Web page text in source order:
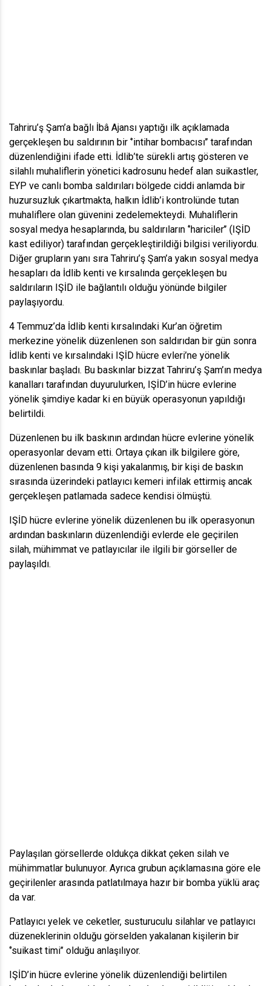
Tahriru’ş Şam’a bağlı İbâ Ajansı yaptığı ilk açıklamada
gerçekleşen bu saldırının bir ‘’intihar bombacısı’’ tarafından
düzenlendiğini ifade etti. İdlib’te sürekli artış gösteren ve
silahlı muhaliflerin yönetici kadrosunu hedef alan suikastler,
EYP ve canlı bomba saldırıları bölgede ciddi anlamda bir
huzursuzluk çıkartmakta, halkın İdlib’i kontrolünde tutan
muhaliflere olan güvenini zedelemekteydi. Muhaliflerin
sosyal medya hesaplarında, bu saldırıların ‘’hariciler’’ (IŞİD
kast ediliyor) tarafından gerçekleştirildiği bilgisi veriliyordu.
Diğer grupların yanı sıra Tahriru’ş Şam’a yakın sosyal medya
hesapları da İdlib kenti ve kırsalında gerçekleşen bu
saldırıların IŞİD ile bağlantılı olduğu yönünde bilgiler
paylaşıyordu.
4 Temmuz’da İdlib kenti kırsalındaki Kur’an öğretim
merkezine yönelik düzenlenen son saldırıdan bir gün sonra
İdlib kenti ve kırsalındaki IŞİD hücre evleri’ne yönelik
baskınlar başladı. Bu baskınlar bizzat Tahriru’ş Şam’ın medya
kanalları tarafından duyurulurken, IŞİD’in hücre evlerine
yönelik şimdiye kadar ki en büyük operasyonun yapıldığı
belirtildi.
Düzenlenen bu ilk baskının ardından hücre evlerine yönelik
operasyonlar devam etti. Ortaya çıkan ilk bilgilere göre,
düzenlenen basında 9 kişi yakalanmış, bir kişi de baskın
sırasında üzerindeki patlayıcı kemeri infilak ettirmiş ancak
gerçekleşen patlamada sadece kendisi ölmüştü.
IŞİD hücre evlerine yönelik düzenlenen bu ilk operasyonun
ardından baskınların düzenlendiği evlerde ele geçirilen
silah, mühimmat ve patlayıcılar ile ilgili bir görseller de
paylaşıldı.
Paylaşılan görsellerde oldukça dikkat çeken silah ve
mühimmatlar bulunuyor. Ayrıca grubun açıklamasına göre ele
geçirilenler arasında patlatılmaya hazır bir bomba yüklü araç
da var.
Patlayıcı yelek ve ceketler, susturuculu silahlar ve patlayıcı
düzeneklerinin olduğu görselden yakalanan kişilerin bir
‘’suikast timi’’ olduğu anlaşılıyor.
IŞİD’in hücre evlerine yönelik düzenlendiği belirtilen